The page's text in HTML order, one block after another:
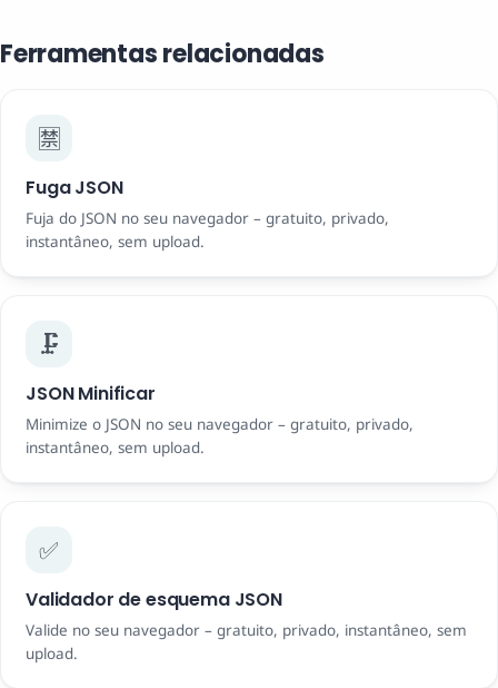
Ferramentas relacionadas
🈲
Fuga JSON
Fuja do JSON no seu navegador – gratuito, privado,
instantâneo, sem upload.
🗜️
JSON Minificar
Minimize o JSON no seu navegador – gratuito, privado,
instantâneo, sem upload.
✅
Validador de esquema JSON
Valide no seu navegador – gratuito, privado, instantâneo, sem
upload.